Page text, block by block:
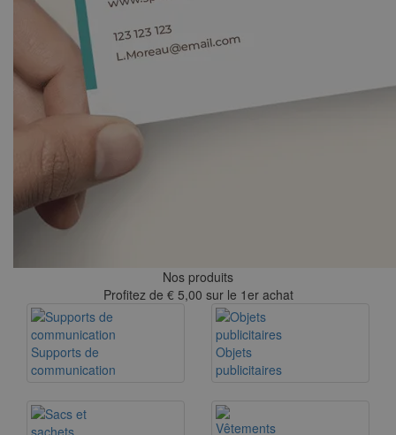
Nos produits
Profitez de € 5,00 sur le 1er achat
Supports de
communication
Objets
publicitaires